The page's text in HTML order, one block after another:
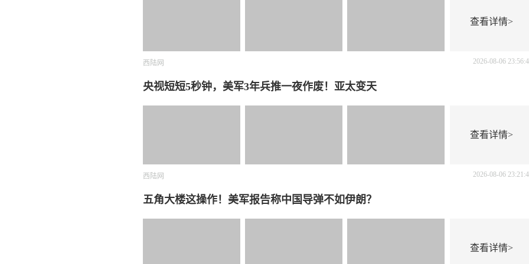
查看详情>
西陆网 2026-08-06
央视短短5秒钟，美军3年兵推一夜作废！亚太变天
查看详情>
西陆网 2026-08-06
五角大楼这操作！美军报告称中国导弹不如伊朗？
查看详情>